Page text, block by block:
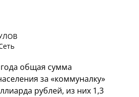
общая сумма
за «коммуналку»
рублей, из них 1,3